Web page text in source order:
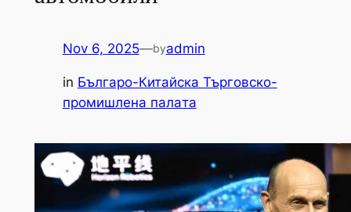
Nov 6, 2025—byadmin
in Българо-Китайска Търговско-
промишлена палaта